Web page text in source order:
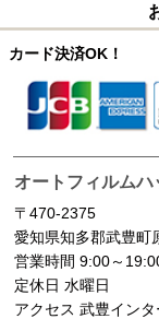
カード決済OK！
オートフィルムハ
〒470-2375
愛知県知多郡武豊町
営業時間 9:00～
定休日 水曜日
アクセス 武豊イン